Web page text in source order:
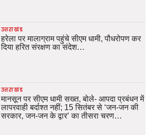
उत्तराखंड
हरेला पर मालाग्राम पहुंचे सीएम धामी, पौधरोपण कर
दिया हरित संरक्षण का संदेश…
उत्तराखंड
मानसून पर सीएम धामी सख्त, बोले- आपदा प्रबंधन में
लापरवाही बर्दाश्त नहीं; 15 सितंबर से ‘जन-जन की
सरकार, जन-जन के द्वार’ का तीसरा चरण…